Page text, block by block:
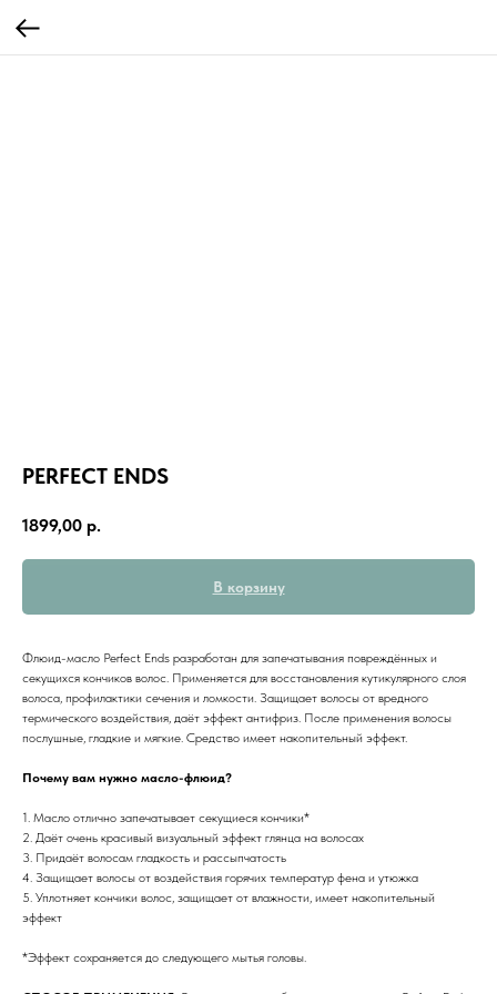
PERFECT ENDS
1899,00 р.
В корзину
Флюид-масло Perfect Ends разработан для запечатывания повреждённых и
секущихся кончиков волос. Применяется для восстановления кутикулярного слоя
волоса, профилактики сечения и ломкости. Защищает волосы от вредного
термического воздействия, даёт эффект антифриз. После применения волосы
послушные, гладкие и мягкие. Средство имеет накопительный эффект.
Почему вам нужно масло-флюид?
1. Масло отлично запечатывает секущиеся кончики*
2. Даёт очень красивый визуальный эффект глянца на волосах
3. Придаёт волосам гладкость и рассыпчатость
4. Защищает волосы от воздействия горячих температур фена и утюжка
5. Уплотняет кончики волос, защищает от влажности, имеет накопительный
эффект
*Эффект сохраняется до следующего мытья головы.